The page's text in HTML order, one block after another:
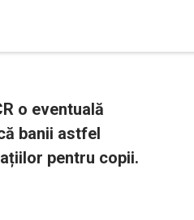
o eventuală
banii astfel
pentru copii.